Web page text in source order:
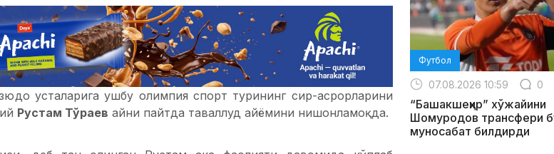
усталарига ушбу олимпия спорт турининг сир-асрорларини
Рустам Тўраев айни пайтда таваллуд айёмини нишонламоқда.
Футбол
07.08.2026 10:59 0
“Башакшеҳир” хўжайини
Шомуродов трансфери
муносабат билдирди